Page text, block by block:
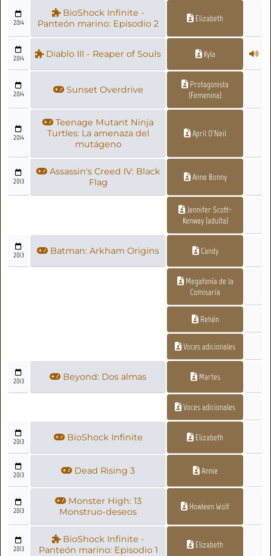
2014
BioShock Infinite -
Panteón marino: Episodio 2
Elizabeth
2014 Diablo III - Reaper of Souls Kyla
2014 Sunset Overdrive
Protagonista
(Femenina)
2014
Teenage Mutant Ninja
Turtles: La amenaza del
mutágeno
April O'Neil
2013
Assassin's Creed IV: Black
Flag
Anne Bonny
Jennifer Scott-
Kenway (adulta)
2013 Batman: Arkham Origins Candy
Megafonía de la
Comisaría
Rehén
Voces adicionales
2013 Beyond: Dos almas Martes
Voces adicionales
2013 BioShock Infinite Elizabeth
2013 Dead Rising 3 Annie
2013
Monster High: 13
Monstruo-deseos
Howleen Wolf
2013
BioShock Infinite -
Panteón marino: Episodio 1
Elizabeth